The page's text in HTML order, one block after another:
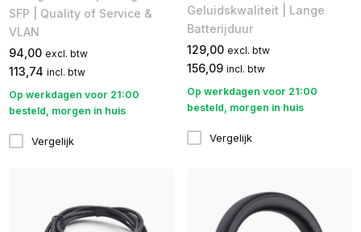
SFP | Quality of Service &
VLAN
94,00 excl. btw
113,74 incl. btw
Op werkdagen voor 21:00
besteld, morgen in huis
Vergelijk
Geluidskwaliteit | Lange
Batterijduur
129,00 excl. btw
156,09 incl. btw
Op werkdagen voor 21:00
besteld, morgen in huis
Vergelijk